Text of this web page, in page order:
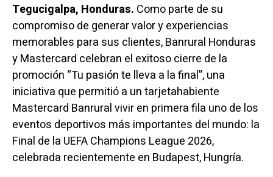
Tegucigalpa, Honduras. Como parte de su
compromiso de generar valor y experiencias
memorables para sus clientes, Banrural Honduras
y Mastercard celebran el exitoso cierre de la
promoción “Tu pasión te lleva a la final”, una
iniciativa que permitió a un tarjetahabiente
Mastercard Banrural vivir en primera fila uno de los
eventos deportivos más importantes del mundo: la
Final de la UEFA Champions League 2026,
celebrada recientemente en Budapest, Hungría.